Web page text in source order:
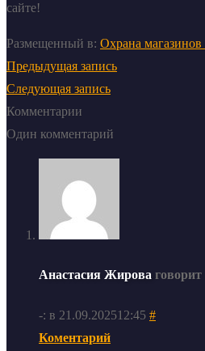
сайте!
Размещенный в: Охрана
Предыдущая запись
Следующая запись
Комментарии
Один комментарий
Анастасия Жирова говорит
-: в 21.09.202512:45 #
Коментарий